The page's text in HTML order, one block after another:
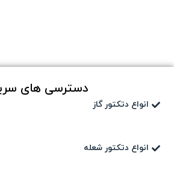
دسترسی های
انواع دتکتور گاز
انواع دتکتور شعله